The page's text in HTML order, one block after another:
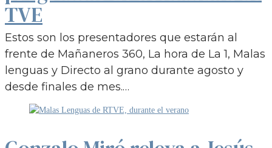
TVE
Estos son los presentadores que estarán al
frente de Mañaneros 360, La hora de La 1, Malas
lenguas y Directo al grano durante agosto y
desde finales de mes.…